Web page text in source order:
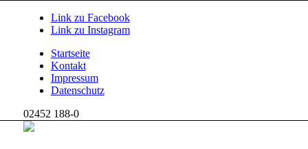
Link zu Facebook
Link zu Instagram
Startseite
Kontakt
Impressum
Datenschutz
02452 188-0